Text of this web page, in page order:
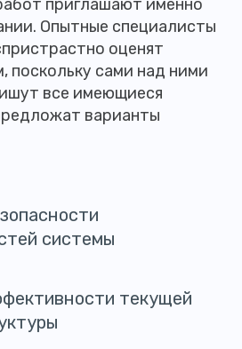
приглашают именно
Опытные специалисты
оценят
поскольку сами над ними
все имеющиеся
варианты
системы
текущей